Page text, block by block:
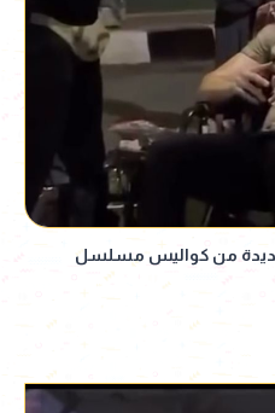
جديدة من كواليس مسلسل